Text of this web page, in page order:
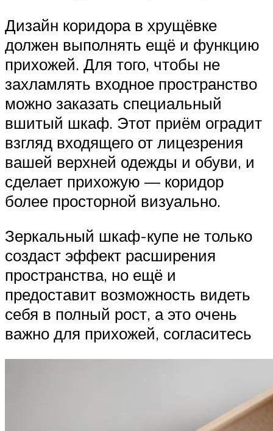
Дизайн коридора в хрущёвке
должен выполнять ещё и функцию
прихожей. Для того, чтобы не
захламлять входное пространство
можно заказать специальный
вшитый шкаф. Этот приём оградит
взгляд входящего от лицезрения
вашей верхней одежды и обуви, и
сделает прихожую — коридор
более просторной визуально.
Зеркальный шкаф-купе не только
создаст эффект расширения
пространства, но ещё и
предоставит возможность видеть
себя в полный рост, а это очень
важно для прихожей, согласитесь